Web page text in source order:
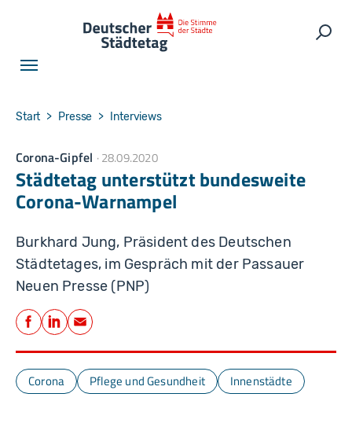
You are here:
Start Presse Interviews
Corona-Gipfel 28.09.2020
Städtetag unterstützt bundesweite
Corona-Warnampel
Burkhard Jung, Präsident des Deutschen
Städtetages, im Gespräch mit der Passauer
Neuen Presse (PNP)
Teilen
Facebook
LinkedIn
E-Mail
Corona Pflege und Gesundheit Innenstädte